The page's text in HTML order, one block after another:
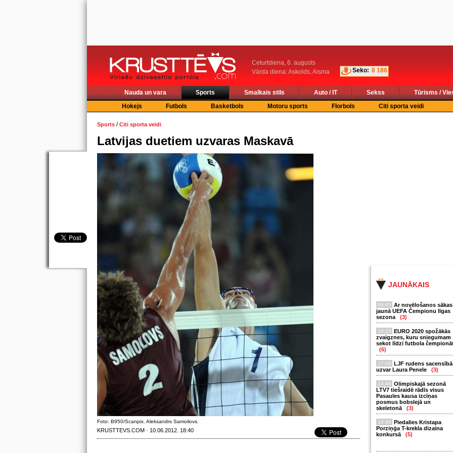
Ceturtdiena, 6. augusts
Vārda diena: Askolds, Aisma
Seko: 8 186
Nauda un vara Sports Smalkais stils Auto / IT Sekss
Tūrisms /
Hokejs
Futbols Basketbols Motoru sports Florbols Citi sporta veidi
JAUNĀKAIS
06:45 Ar novēlošanos sākas
jaunā UEFA Čempionu līgas
sezona
(3)
16:23 EURO 2020 spožākās
zvaigznes, kuru sniegumam
sekot līdzi futbola
(6)
17:09 LJF rudens
uzvar Laura Penele
(3)
14:48 Olimpiskajā sezonā
LTV7 tiešraidē rādīs visus
Pasaules kausa izcīņas
posmus bobslejā un
skeletonā
(3)
14:49 Piedalies Kristapa
Porziņģa T-krekla dizaina
konkursā
(5)
Sports /Citi sporta veidi
Latvijas duetiem uzvaras Maskavā
Foto: B950/Scanpix. Aleksandrs Samoilovs.
KRUSTTEVS.COM · 10.06.2012. 18:40